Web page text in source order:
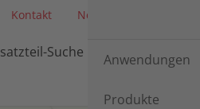
Kontakt News
Suche Händlersuche
Anwendungen
Produkte